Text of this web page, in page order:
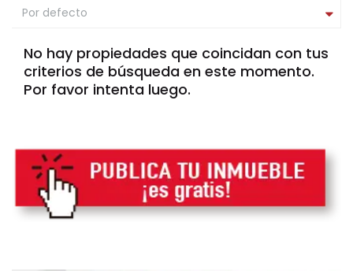
Por defecto
No hay propiedades que coincidan con tus
criterios de búsqueda en este momento.
Por favor intenta luego.